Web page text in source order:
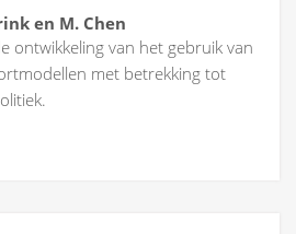
en M. Chen
ontwikkeling van het gebruik van
met betrekking tot